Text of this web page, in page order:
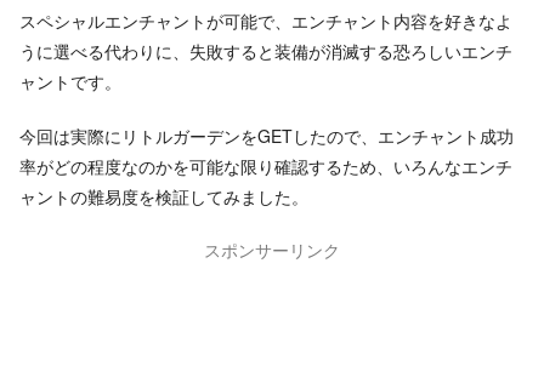
スペシャルエンチャントが可能で、エンチャント内容を好きなよ
うに選べる代わりに、失敗すると装備が消滅する恐ろしいエンチ
ャントです。
今回は実際にリトルガーデンをGETしたので、エンチャント成功
率がどの程度なのかを可能な限り確認するため、いろんなエンチ
ャントの難易度を検証してみました。
スポンサーリンク